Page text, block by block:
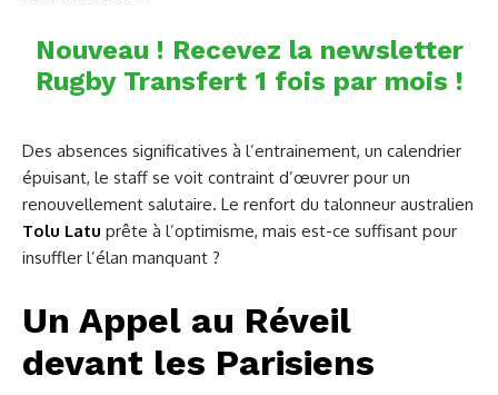
Nouveau ! Recevez la newsletter
Rugby Transfert 1 fois par mois !
Des absences significatives à l’entrainement, un calendrier
épuisant, le staff se voit contraint d’œuvrer pour un
renouvellement salutaire. Le renfort du talonneur australien
Tolu Latu prête à l’optimisme, mais est-ce suffisant pour
insuffler l’élan manquant ?
Un Appel au Réveil
devant les Parisiens